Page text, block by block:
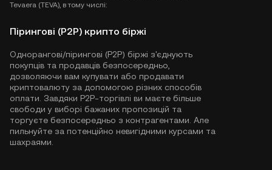
Tevaera (TEVA), в тому числі:
Пірингові (P2P) крипто біржі
Однорангові/пірингові (P2P) біржі з'єднують
покупців та продавців безпосередньо,
дозволяючи вам купувати або продавати
криптовалюту за допомогою різних способів
оплати. Завдяки P2P-торгівлі ви маєте більше
свободи у виборі бажаних пропозицій та
торгуєте безпосередньо з контрагентами. Але
пильнуйте за потенційно невигідними курсами та
шахраями.